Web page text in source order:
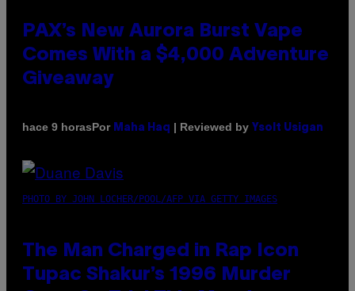
PAX’s New Aurora Burst Vape
Comes With a $4,000 Adventure
Giveaway
hace 9 horasPor Maha Haq | Reviewed by Ysolt Usigan
PHOTO BY JOHN LOCHER/POOL/AFP VIA GETTY IMAGES
The Man Charged in Rap Icon
Tupac Shakur’s 1996 Murder